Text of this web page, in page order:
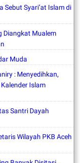
Sebut Syari’at Islam di
Diangkat Mualem
Muda
: Menyedihkan,
Islam
Santri Dayah
Wilayah PKB Aceh